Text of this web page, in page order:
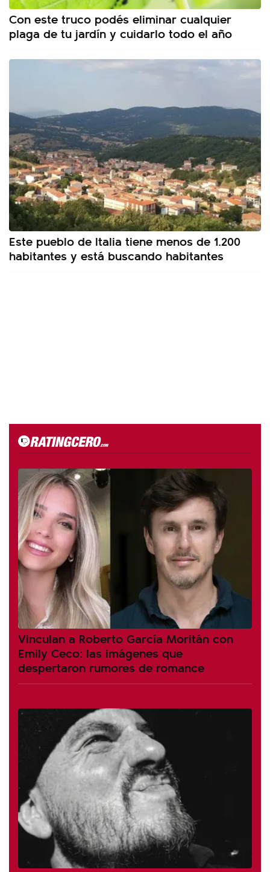
Con este truco podés eliminar cualquier
plaga de tu jardín y cuidarlo todo el año
Este pueblo de Italia tiene menos de 1.200
habitantes y está buscando habitantes
Vinculan a Roberto García Moritán con
Emily Ceco: las imágenes que
despertaron rumores de romance